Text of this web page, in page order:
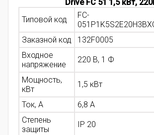
Drive FC 51 1,5 кВт,
Типовой код
FC-
Заказной код
132F0005
Входное
напряжение
220 В, 1 Ф
Мощность,
кВт
1,5 кВт
Ток, А
6,8 А
Степень
защиты
IP 20